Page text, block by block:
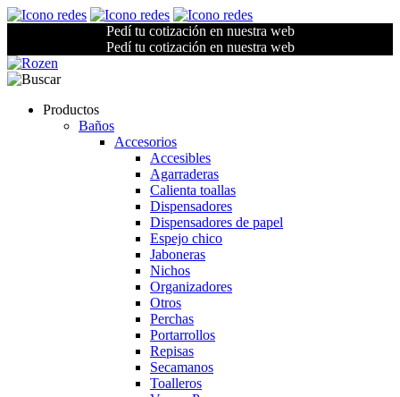
Pedí tu cotización en nuestra web
Pedí tu cotización en nuestra web
Productos
Baños
Accesorios
Accesibles
Agarraderas
Calienta toallas
Dispensadores
Dispensadores de papel
Espejo chico
Jaboneras
Nichos
Organizadores
Otros
Perchas
Portarrollos
Repisas
Secamanos
Toalleros